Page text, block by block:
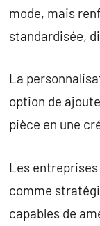
mode, mais
standardisée,
La
option de
pièce en une
Les
comme
capables de